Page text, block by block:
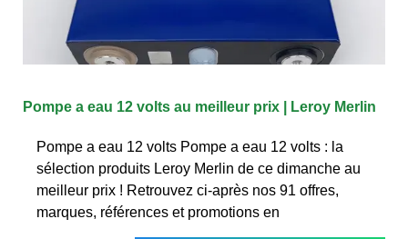
Pompe a eau 12 volts au meilleur prix | Leroy Merlin
Pompe a eau 12 volts Pompe a eau 12 volts : la
sélection produits Leroy Merlin de ce dimanche au
meilleur prix ! Retrouvez ci-après nos 91 offres,
marques, références et promotions en